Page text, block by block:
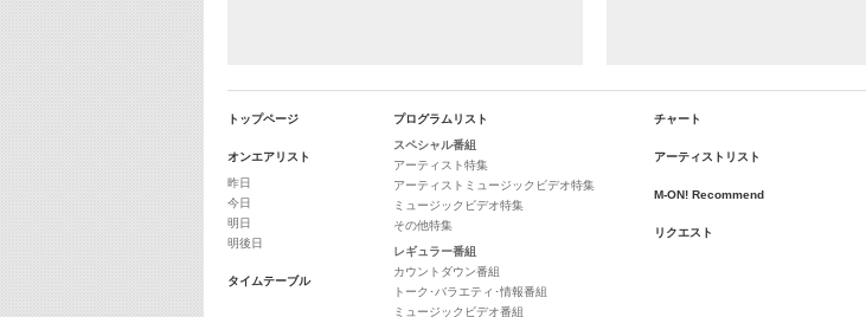
トップページ
オンエアリスト
昨日
今日
明日
明後日
タイムテーブル
プログラムリスト
スペシャル番組
アーティスト特集
アーティストミュージックビデオ特集
ミュージックビデオ特集
その他特集
レギュラー番組
カウントダウン番組
トーク･バラエティ･情報番組
ミュージックビデオ番組
チャート
アーティストリスト
M-ON! Recommend
リクエスト